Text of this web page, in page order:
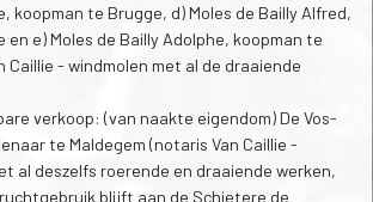
koopman te Brugge, d) Moles de Bailly Alfred,
en e) Moles de Bailly Adolphe, koopman te
Caillie - windmolen met al de draaiende
verkoop: (van naakte eigendom) De Vos-
te Maldegem (notaris Van Caillie -
al deszelfs roerende en draaiende werken,
blijft aan de Schietere de